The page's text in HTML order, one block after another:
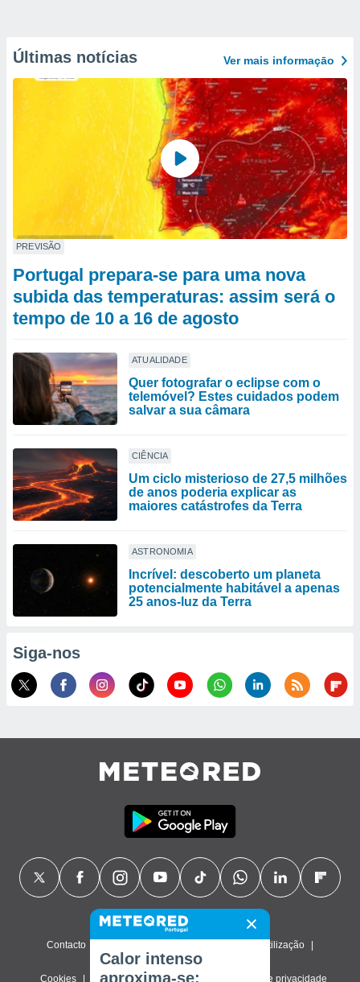
Últimas notícias Ver mais informaçāo
PREVISÃO
Portugal prepara-se para uma nova
subida das temperaturas: assim será o
tempo de 10 a 16 de agosto
ATUALIDADE
Quer fotografar o eclipse com o
telemóvel? Estes cuidados podem
salvar a sua câmara
CIÊNCIA
Um ciclo misterioso de 27,5 milhões
de anos poderia explicar as
maiores catástrofes da Terra
ASTRONOMIA
Incrível: descoberto um planeta
potencialmente habitável a apenas
25 anos-luz da Terra
Siga-nos
Contacto Termos de utilização
Cookies Política de privacidade Definições de privacidade
Calor intenso
aproxima-se: